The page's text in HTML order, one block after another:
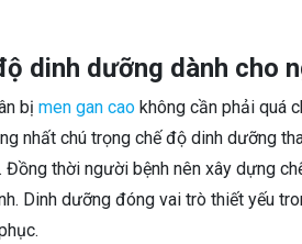
dinh dưỡng dành cho
bị men gan cao không cần phải quá
nhất chú trọng chế độ dinh dưỡng
Đồng thời người bệnh nên xây dựng
Dinh dưỡng đóng vai trò thiết yếu